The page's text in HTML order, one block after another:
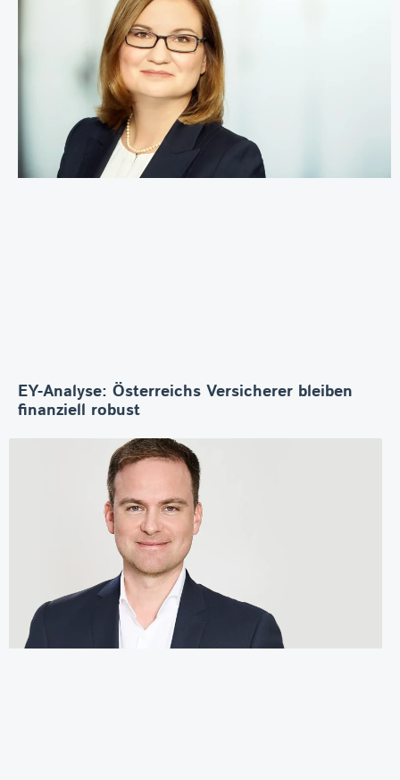
EY-Analyse: Österreichs Versicherer bleiben
finanziell robust